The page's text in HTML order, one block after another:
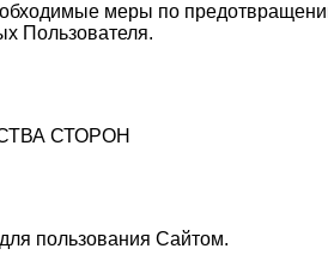
меры по
Пользователя.
СТОРОН
пользования Сайтом.